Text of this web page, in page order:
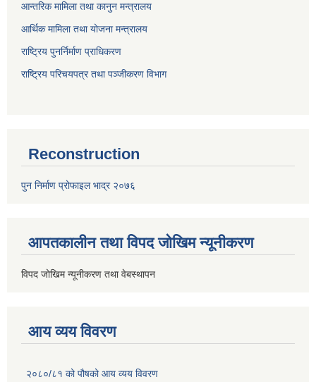
आन्तरिक मामिला तथा कानुन मन्त्रालय
आर्थिक मामिला तथा योजना मन्त्रालय
राष्ट्रिय पुनर्निर्माण प्राधिकरण
राष्ट्रिय परिचयपत्र तथा पञ्जीकरण विभाग
Reconstruction
पुन निर्माण प्रोफाइल भाद्र २०७६
आपतकालीन तथा विपद जोखिम न्यूनीकरण
विपद जोखिम न्यूनीकरण तथा वेबस्थापन
आय व्यय विवरण
२०८०/८१ को पौषको आय व्यय विवरण